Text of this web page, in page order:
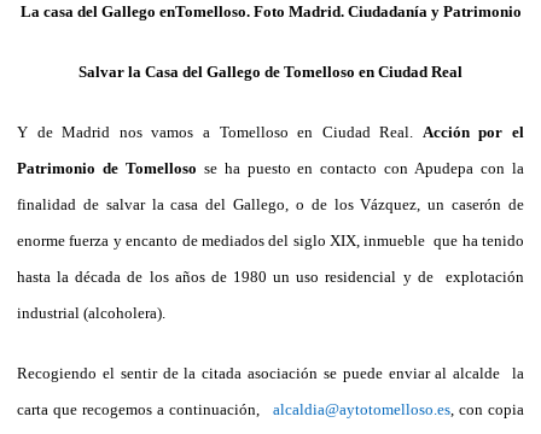
La casa del Gallego enTomelloso. Foto Madrid. Ciudadanía y Patrimonio
Salvar la Casa del Gallego de Tomelloso en Ciudad Real
Y de Madrid nos vamos a Tomelloso en Ciudad Real. Acción por el
Patrimonio de Tomelloso se ha puesto en contacto con Apudepa con la
finalidad de salvar la casa del Gallego, o de los Vázquez, un caserón de
enorme fuerza y encanto de mediados del siglo XIX, inmueble que ha tenido
hasta la década de los años de 1980 un uso residencial y de explotación
industrial (alcoholera).
Recogiendo el sentir de la citada asociación se puede enviar al alcalde la
carta que recogemos a continuación,alcaldia@aytotomelloso.es , con copia